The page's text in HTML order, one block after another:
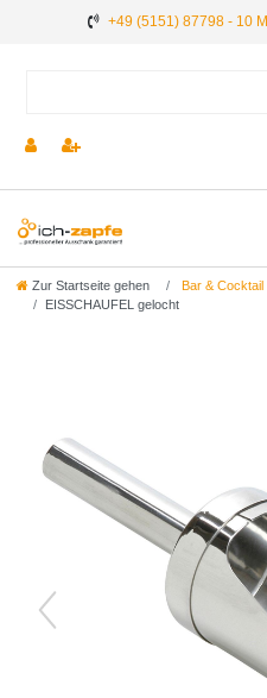
+49 (5151) 87798 - 10
Zur Startseite gehen Bar & Cocktail
EISSCHAUFEL gelocht